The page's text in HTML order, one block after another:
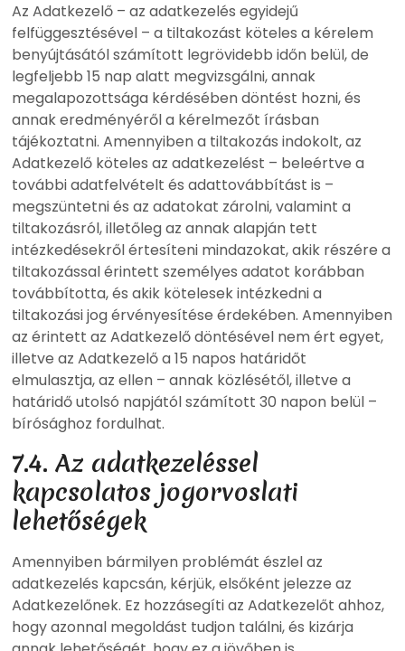
Az Adatkezelő – az adatkezelés egyidejű
felfüggesztésével – a tiltakozást köteles a kérelem
benyújtásától számított legrövidebb időn belül, de
legfeljebb 15 nap alatt megvizsgálni, annak
megalapozottsága kérdésében döntést hozni, és
annak eredményéről a kérelmezőt írásban
tájékoztatni. Amennyiben a tiltakozás indokolt, az
Adatkezelő köteles az adatkezelést – beleértve a
további adatfelvételt és adattovábbítást is –
megszüntetni és az adatokat zárolni, valamint a
tiltakozásról, illetőleg az annak alapján tett
intézkedésekről értesíteni mindazokat, akik részére a
tiltakozással érintett személyes adatot korábban
továbbította, és akik kötelesek intézkedni a
tiltakozási jog érvényesítése érdekében. Amennyiben
az érintett az Adatkezelő döntésével nem ért egyet,
illetve az Adatkezelő a 15 napos határidőt
elmulasztja, az ellen – annak közlésétől, illetve a
határidő utolsó napjától számított 30 napon belül –
bírósághoz fordulhat.
7.4. Az adatkezeléssel
kapcsolatos jogorvoslati
lehetőségek
Amennyiben bármilyen problémát észlel az
adatkezelés kapcsán, kérjük, elsőként jelezze az
Adatkezelőnek. Ez hozzásegíti az Adatkezelőt ahhoz,
hogy azonnal megoldást tudjon találni, és kizárja